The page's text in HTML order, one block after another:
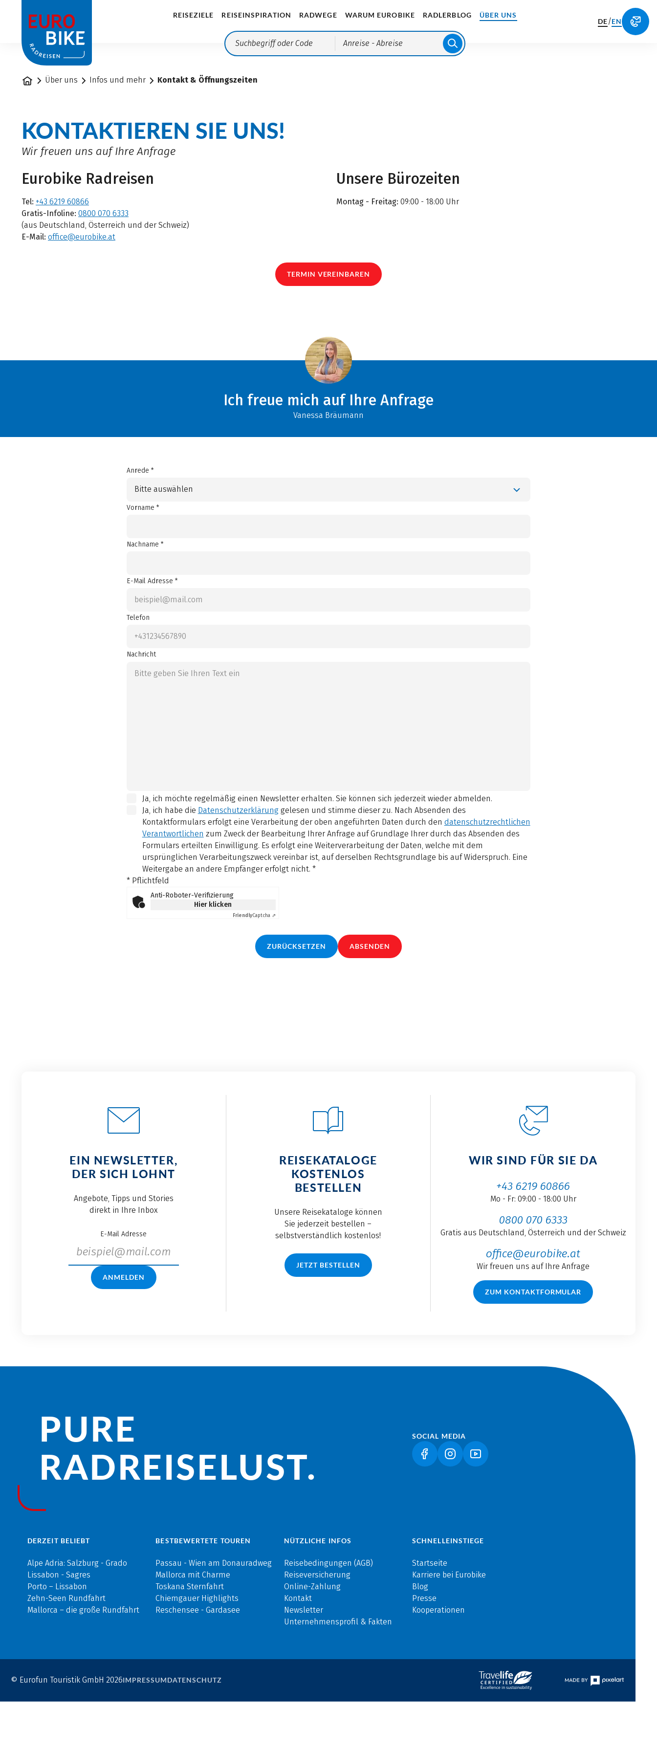
REISEZIELE REISEINSPIRATION RADWEGE WARUM EUROBIKE RADLERBLOG ÜBER UNS
Anreise - Abreise
DE/EN
StartseiteÜber uns Infos und mehr Kontakt & Öffnungszeiten
KONTAKTIEREN SIE UNS!
Wir freuen uns auf Ihre Anfrage
Eurobike Radreisen
Tel: +43 6219 60866
Gratis-Infoline: 0800 070 6333
(aus Deutschland, Österreich und der Schweiz)
E-Mail: office@eurobike.at
Unsere Bürozeiten
Montag - Freitag: 09:00 - 18:00 Uhr
TERMIN VEREINBAREN
Ich freue mich auf Ihre Anfrage
Vanessa Bräumann
Anrede *
Bitte auswählen
Vorname *
Nachname *
E-Mail Adresse *
Telefon
Nachricht
Ja, ich möchte regelmäßig einen Newsletter erhalten. Sie können sich jederzeit wieder abmelden.
Ja, ich habe die Datenschutzerklärunggelesen und stimme dieser zu. Nach Absenden des
Kontaktformulars erfolgt eine Verarbeitung der oben angeführten Daten durch den datenschutzrechtlichen
Verantwortlichen zum Zweck der Bearbeitung Ihrer Anfrage auf Grundlage Ihrer durch das Absenden des
Formulars erteilten Einwilligung. Es erfolgt eine Weiterverarbeitung der Daten, welche mit dem
ursprünglichen Verarbeitungszweck vereinbar ist, auf derselben Rechtsgrundlage bis auf Widerspruch. Eine
Weitergabe an andere Empfänger erfolgt nicht. *
* Pflichtfeld
Anti-Roboter-Verifizierung
Hier klicken
FriendlyCaptcha ⇗
ZURÜCKSETZEN ABSENDEN
EIN NEWSLETTER,
DER SICH LOHNT
Angebote, Tipps und Stories
direkt in Ihre Inbox
E-Mail Adresse
ANMELDEN
REISEKATALOGE
KOSTENLOS
BESTELLEN
Unsere Reisekataloge können
Sie jederzeit bestellen –
selbstverständlich kostenlos!
JETZT BESTELLEN
WIR SIND FÜR SIE DA
+43 6219 60866
Mo - Fr: 09:00 - 18:00 Uhr
0800 070 6333
Gratis aus Deutschland, Österreich und der Schweiz
office@eurobike.at
Wir freuen uns auf Ihre Anfrage
ZUM KONTAKTFORMULAR
PURE
RADREISE­LUST.
SOCIAL MEDIA
(LINK ÖFFNET IN NEUEM TAB)
(LINK ÖFFNET IN NEUEM TAB)
(LINK ÖFFNET IN NEUEM TAB)
DERZEIT BELIEBT
Alpe Adria: Salzburg - Grado
Lissabon - Sagres
Porto – Lissabon
Zehn-Seen Rundfahrt
Mallorca – die große Rundfahrt
BESTBEWERTETE TOUREN
Passau - Wien am Donauradweg
Mallorca mit Charme
Toskana Sternfahrt
Chiemgauer Highlights
Reschensee - Gardasee
NÜTZLICHE INFOS
Reisebedingungen (AGB)
Reiseversicherung
Online-Zahlung
Kontakt
Newsletter
Unternehmensprofil & Fakten
SCHNELLEINSTIEGE
Startseite
Karriere bei Eurobike
Blog
Presse
Kooperationen
© Eurofun Touristik GmbH 2026IMPRESSUMDATENSCHUTZ